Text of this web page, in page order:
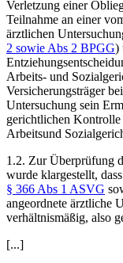
Verletzung einer
Teilnahme an einer
ärztlichen
2 sowie Abs 2 BPGG)
Arbeits- und
Versicherungsträger
Untersuchung sein
gerichtlichen Kontrolle
Arbeitsund
1.2. Zur Überprüfung
wurde klargestellt,
§ 366 Abs 1 ASVG
angeordnete ärztliche
verhältnismäßig, also
[...]